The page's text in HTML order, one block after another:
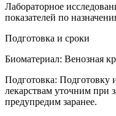
Лабораторное
показателей по
Подготовка и сроки
Биоматериал: Венозная
Подготовка: Подготовку
лекарствам уточним при
предупредим заранее.